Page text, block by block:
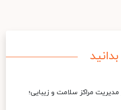
مراکز سلامت و زیبایی؛